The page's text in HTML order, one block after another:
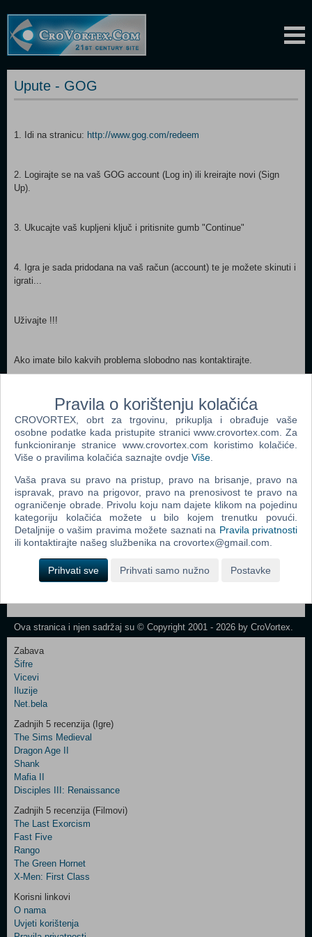
Upute - GOG
1. Idi na stranicu: http://www.gog.com/redeem
2. Logirajte se na vaš GOG account (Log in) ili kreirajte novi (Sign
Up).
3. Ukucajte vaš kupljeni ključ i pritisnite gumb "Continue"
4. Igra je sada pridodana na vaš račun (account) te je možete skinuti i
igrati...
Uživajte !!!
Ako imate bilo kakvih problema slobodno nas kontaktirajte.
Webshop newsletter
Ime i prezime
Vaš email
Control
One
Newsletter
Control
Field
Two
Newsletter
Control
Field
Three
Newsletter
Prijavi me
Ova stranica i njen sadržaj su © Copyright 2001 - 2026 by CroVortex.
Zabava
Šifre
Vicevi
Iluzije
Net.bela
Zadnjih 5 recenzija (Igre)
The Sims Medieval
Dragon Age II
Shank
Mafia II
Disciples III: Renaissance
Zadnjih 5 recenzija (Filmovi)
The Last Exorcism
Fast Five
Rango
The Green Hornet
X-Men: First Class
Korisni linkovi
O nama
Uvjeti korištenja
Pravila o korištenju kolačića
CROVORTEX, obrt za trgovinu, prikuplja i obrađuje vaše
osobne podatke kada pristupite stranici www.crovortex.com. Za
funkcioniranje stranice www.crovortex.com koristimo kolačiće.
Više o pravilima kolačića saznajte ovdje Više
Vaša prava su pravo na pristup, pravo na brisanje, pravo na
ispravak, pravo na prigovor, pravo na prenosivost te pravo na
ograničenje obrade. Privolu koju nam dajete klikom na pojedinu
kategoriju kolačića možete u bilo kojem trenutku povući.
Detaljnije o vašim pravima možete saznati na Pravila privatnosti
ili kontaktirajte našeg službenika na crovortex@gmail.com.
Prihvati sve Prihvati samo nužno Postavke